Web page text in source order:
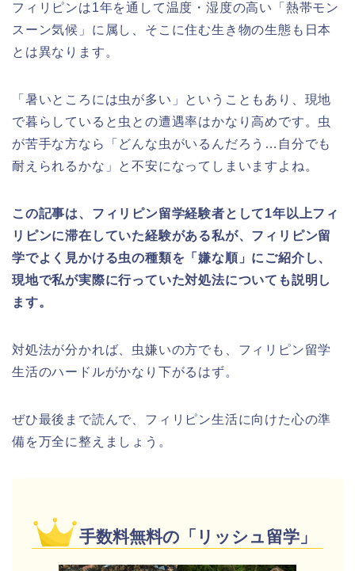
フィリピンは1年を通して温度・湿度の高い「熱帯モン
スーン気候」に属し、そこに住む生き物の生態も日本
とは異なります。
「暑いところには虫が多い」ということもあり、現地
で暮らしていると虫との遭遇率はかなり高めです。虫
が苦手な方なら「どんな虫がいるんだろう…自分でも
耐えられるかな」と不安になってしまいますよね。
この記事は、フィリピン留学経験者として1年以上フィ
リピンに滞在していた経験がある私が、フィリピン留
学でよく見かける虫の種類を「嫌な順」にご紹介し、
現地で私が実際に行っていた対処法についても説明し
ます。
対処法が分かれば、虫嫌いの方でも、フィリピン留学
生活のハードルがかなり下がるはず。
ぜひ最後まで読んで、フィリピン生活に向けた心の準
備を万全に整えましょう。
手数料無料の「リッシュ留学」